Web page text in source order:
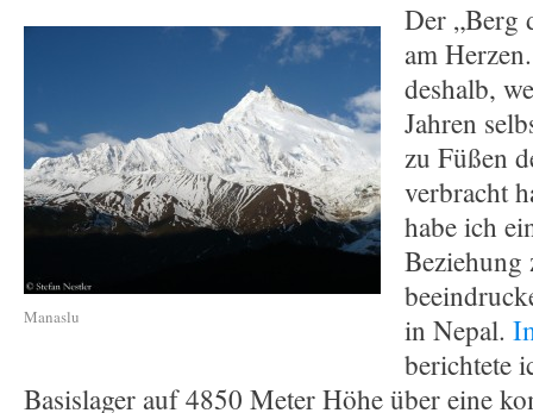
Manaslu
Der „Berg
am
deshalb,
Jahren
zu Füßen
verbracht
habe ich
Beziehung
in Nepal.
berichtete
Basislager auf 4850 Meter Höhe über eine